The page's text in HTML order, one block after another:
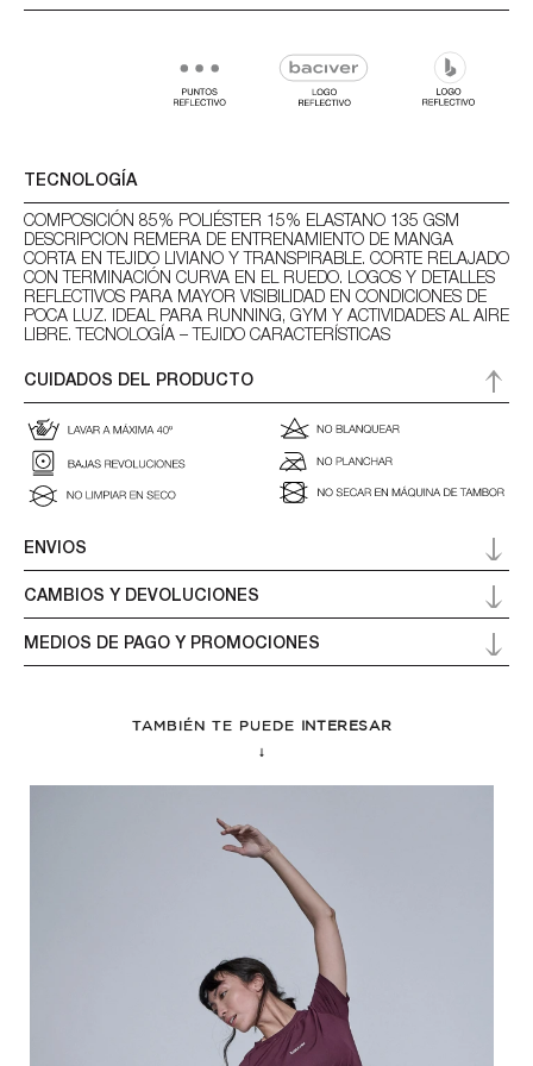
TECNOLOGÍA
COMPOSICIÓN 85% POLIÉSTER 15% ELASTANO 135 GSM
DESCRIPCION REMERA DE ENTRENAMIENTO DE MANGA
CORTA EN TEJIDO LIVIANO Y TRANSPIRABLE. CORTE RELAJADO
CON TERMINACIÓN CURVA EN EL RUEDO. LOGOS Y DETALLES
REFLECTIVOS PARA MAYOR VISIBILIDAD EN CONDICIONES DE
POCA LUZ. IDEAL PARA RUNNING, GYM Y ACTIVIDADES AL AIRE
LIBRE. TECNOLOGÍA – TEJIDO CARACTERÍSTICAS
CUIDADOS DEL PRODUCTO
ENVIOS
CAMBIOS Y DEVOLUCIONES
MEDIOS DE PAGO Y PROMOCIONES
TAMBIÉN TE PUEDE
INTERESAR
↓